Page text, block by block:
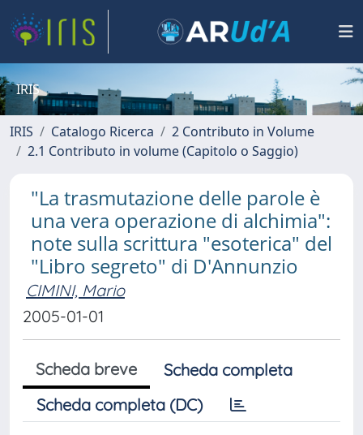
IRIS
IRIS Catalogo Ricerca
2 Contributo in Volume
2.1 Contributo in volume (Capitolo o Saggio)
"La trasmutazione delle parole è
una vera operazione di alchimia":
note sulla scrittura "esoterica" del
"Libro segreto" di D'Annunzio
CIMINI, Mario
2005-01-01
Scheda breve
Scheda completa
Scheda completa (DC)